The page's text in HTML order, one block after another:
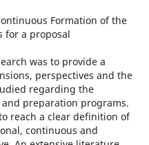
Formation of the
for a proposal
was to provide a
perspectives and the
regarding the
and preparation programs.
reach a clear definition of
continuous and